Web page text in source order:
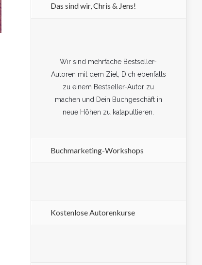
Das sind wir, Chris & Jens!
Wir sind mehrfache Bestseller-
Autoren mit dem Ziel, Dich ebenfalls
zu einem Bestseller-Autor zu
machen und Dein Buchgeschäft in
neue Höhen zu katapultieren.
Buchmarketing-Workshops
Kostenlose Autorenkurse